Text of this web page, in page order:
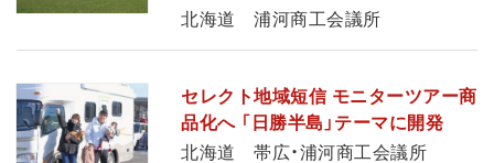
北海道 浦河商工会議所
セレクト地域短信 モニターツアー商
品化へ 「日勝半島」テーマに開発
北海道 帯広・浦河商工会議所